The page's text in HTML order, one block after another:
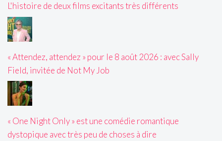
L'histoire de deux films excitants très différents
« Attendez, attendez » pour le 8 août 2026 : avec Sally
Field, invitée de Not My Job
« One Night Only » est une comédie romantique
dystopique avec très peu de choses à dire